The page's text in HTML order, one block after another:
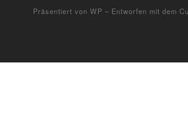
Präsentiert von WP – Entworfen mit dem